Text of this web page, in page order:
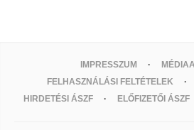
IMPRESSZUM
FELHASZNÁLÁSI FELTÉTELEK
HIRDETÉSI ÁSZF
ELŐFIZETŐI ÁSZF